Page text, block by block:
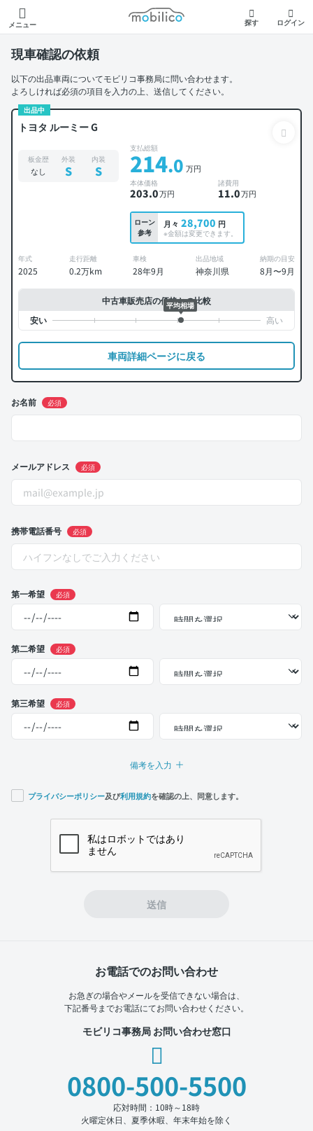
メニュー
モビリコ
探す ログイン
現車確認の依頼
以下の出品車両についてモビリコ事務局に問い合わせます。
よろしければ必須の項目を入力の上、送信してください。
出品中
トヨタ ルーミー G
板金歴
なし
外装
S
内装
S
支払総額
214.0 万円
本体価格
203.0万円
諸費用
11.0万円
ローン
参考
月々 28,700 円
※金額は変更できます。
年式
2025
走行距離
0.2万km
車検
28年9月
出品地域
神奈川県
納期の目安
8月〜9月
中古車販売店の価格との比較
平均相場
車両詳細ページに戻る
お名前 必須
メールアドレス 必須
携帯電話番号 必須
第一希望 必須
第二希望 必須
第三希望 必須
備考を入力
プライバシーポリシー及び利用規約を確認の上、同意します。
送信
お電話でのお問い合わせ
お急ぎの場合やメールを受信できない場合は、
下記番号までお電話にてお問い合わせください。
モビリコ事務局 お問い合わせ窓口
0800-500-5500
応対時間：10時～18時
火曜定休日、夏季休暇、年末年始を除く